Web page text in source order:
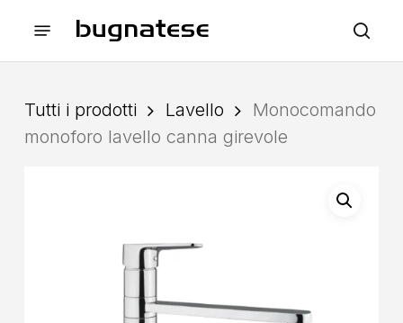
Menu
Tutti i prodotti Lavello
Monocomando
monoforo lavello canna girevole